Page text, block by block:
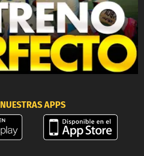
NUESTRAS APPS